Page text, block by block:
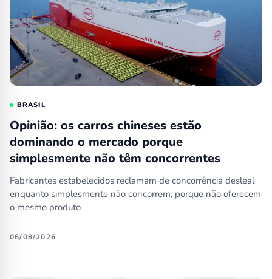
BRASIL
Opinião: os carros chineses estão
dominando o mercado porque
simplesmente não têm concorrentes
Fabricantes estabelecidos reclamam de concorrência desleal
enquanto simplesmente não concorrem, porque não oferecem
o mesmo produto
06/08/2026